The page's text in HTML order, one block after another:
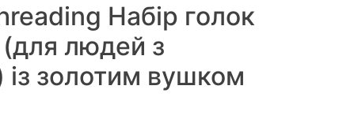
Набір голок
людей з
із золотим вушком